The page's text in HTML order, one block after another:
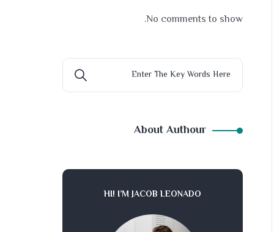
No comments to show.
About Authour
HI! I’M JACOB LEONADO